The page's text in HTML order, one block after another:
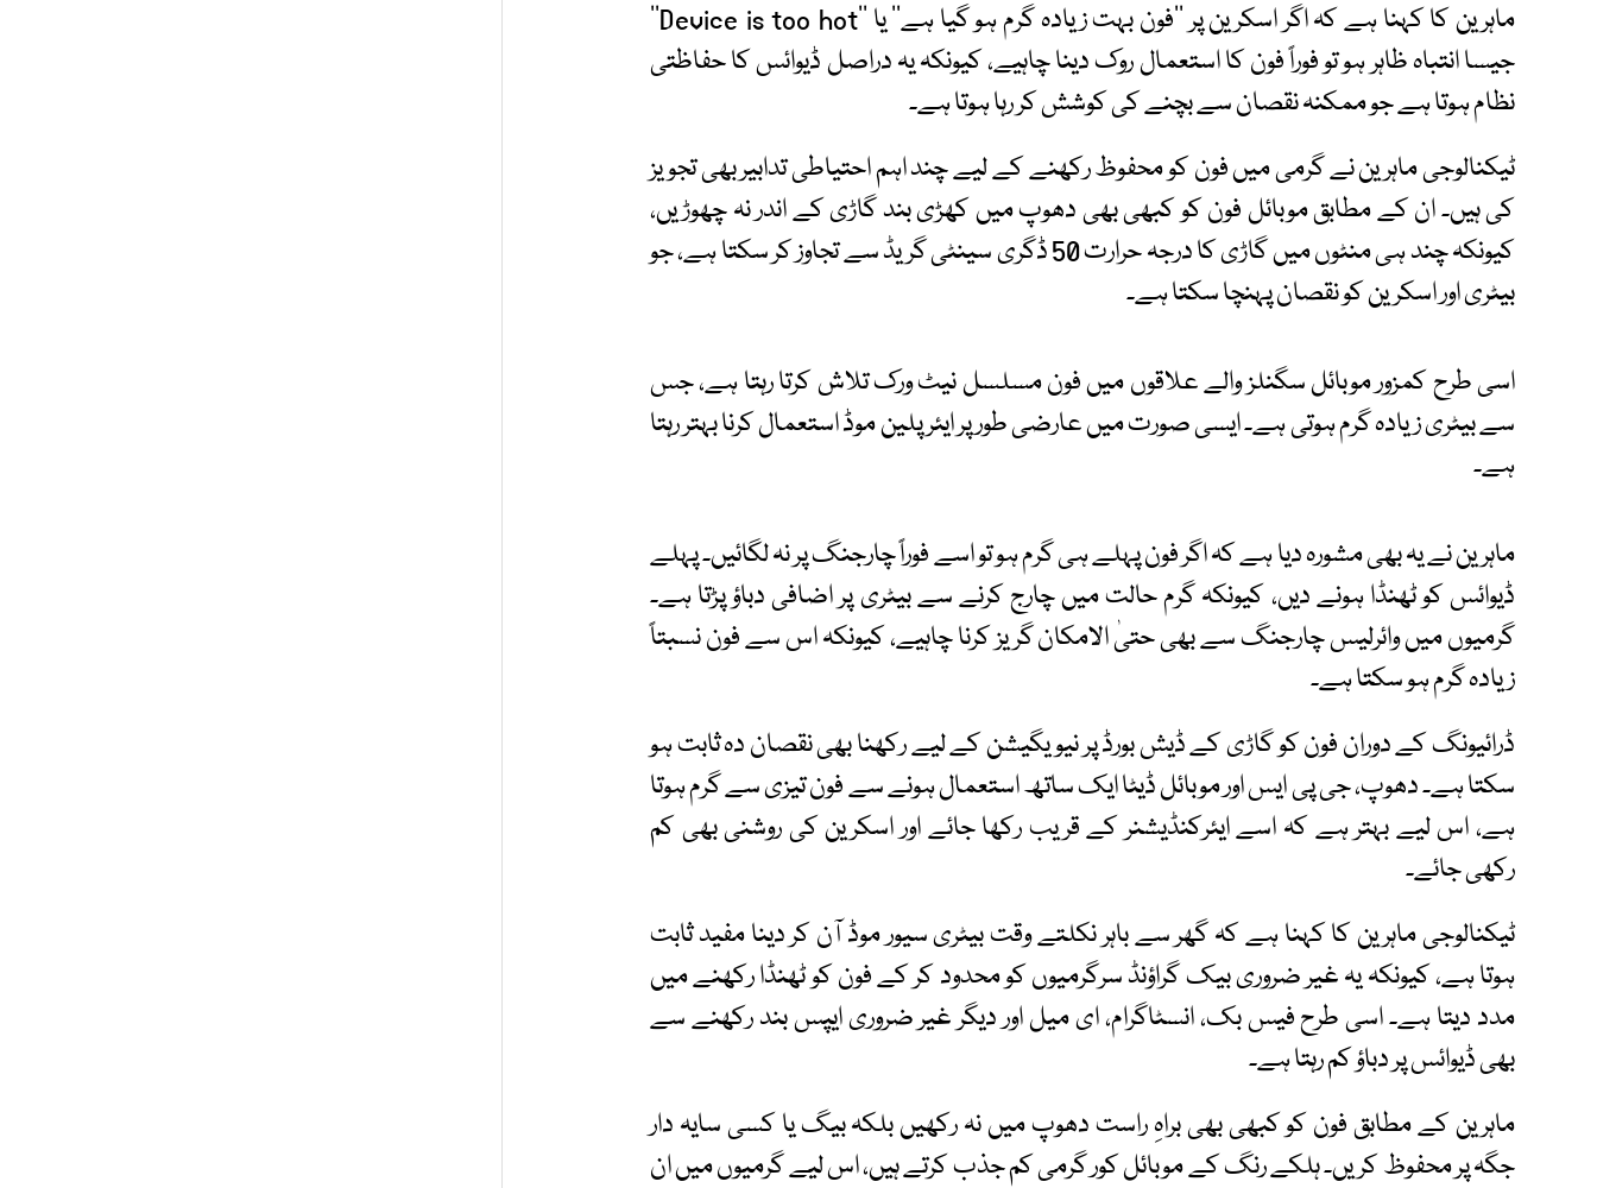
ماہرین کا کہنا ہے کہ اگر اسکرین پر ’’فون بہت زیادہ گرم ہو گیا ہے‘‘ یا ’’Device is too hot‘‘
جیسا انتباہ ظاہر ہو تو فوراً فون کا استعمال روک دینا چاہیے، کیونکہ یہ دراصل ڈیوائس کا حفاظتی
نظام ہوتا ہے جو ممکنہ نقصان سے بچنے کی کوشش کر رہا ہوتا ہے۔
ٹیکنالوجی ماہرین نے گرمی میں فون کو محفوظ رکھنے کے لیے چند اہم احتیاطی تدابیر بھی تجویز
کی ہیں۔ ان کے مطابق موبائل فون کو کبھی بھی دھوپ میں کھڑی بند گاڑی کے اندر نہ چھوڑیں،
کیونکہ چند ہی منٹوں میں گاڑی کا درجہ حرارت 50 ڈگری سینٹی گریڈ سے تجاوز کر سکتا ہے، جو
بیٹری اور اسکرین کو نقصان پہنچا سکتا ہے۔
اسی طرح کمزور موبائل سگنلز والے علاقوں میں فون مسلسل نیٹ ورک تلاش کرتا رہتا ہے، جس
سے بیٹری زیادہ گرم ہوتی ہے۔ ایسی صورت میں عارضی طور پر ایئرپلین موڈ استعمال کرنا بہتر رہتا
ہے۔
ماہرین نے یہ بھی مشورہ دیا ہے کہ اگر فون پہلے ہی گرم ہو تو اسے فوراً چارجنگ پر نہ لگائیں۔ پہلے
ڈیوائس کو ٹھنڈا ہونے دیں، کیونکہ گرم حالت میں چارج کرنے سے بیٹری پر اضافی دباؤ پڑتا ہے۔
گرمیوں میں وائرلیس چارجنگ سے بھی حتیٰ الامکان گریز کرنا چاہیے، کیونکہ اس سے فون نسبتاً
زیادہ گرم ہو سکتا ہے۔
ڈرائیونگ کے دوران فون کو گاڑی کے ڈیش بورڈ پر نیویگیشن کے لیے رکھنا بھی نقصان دہ ثابت ہو
سکتا ہے۔ دھوپ، جی پی ایس اور موبائل ڈیٹا ایک ساتھ استعمال ہونے سے فون تیزی سے گرم ہوتا
ہے، اس لیے بہتر ہے کہ اسے ایئرکنڈیشنر کے قریب رکھا جائے اور اسکرین کی روشنی بھی کم
رکھی جائے۔
ٹیکنالوجی ماہرین کا کہنا ہے کہ گھر سے باہر نکلتے وقت بیٹری سیور موڈ آن کر دینا مفید ثابت
ہوتا ہے، کیونکہ یہ غیر ضروری بیک گراؤنڈ سرگرمیوں کو محدود کر کے فون کو ٹھنڈا رکھنے میں
مدد دیتا ہے۔ اسی طرح فیس بک، انسٹاگرام، ای میل اور دیگر غیر ضروری ایپس بند رکھنے سے
بھی ڈیوائس پر دباؤ کم رہتا ہے۔
ماہرین کے مطابق فون کو کبھی بھی براہِ راست دھوپ میں نہ رکھیں بلکہ بیگ یا کسی سایہ دار
جگہ پر محفوظ کریں۔ ہلکے رنگ کے موبائل کور گرمی کم جذب کرتے ہیں، اس لیے گرمیوں میں ان